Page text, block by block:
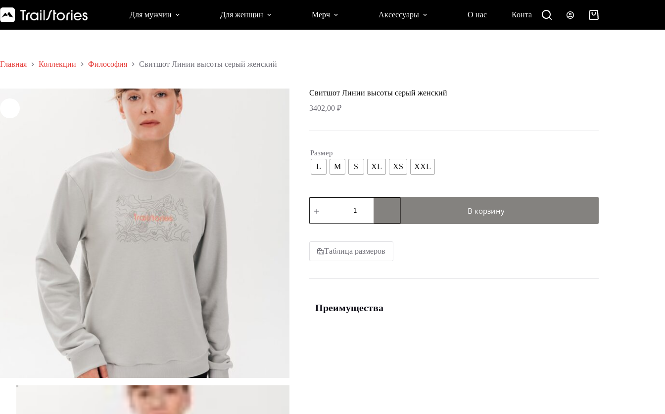
к
сути
Для мужчин Для женщин Мерч Аксессуары О нас Контакты Корзина
Главная Коллекции Философия Свитшот Линии высоты серый женский
Свитшот Линии высоты серый женский
3402,00 ₽
Размер
L M S XL XS XXL
Количество
товара
Линии
серый
женский
В корзину
Таблица размеров
Преимущества